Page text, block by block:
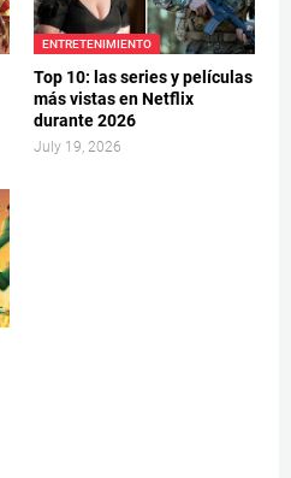
ENTRETENIMIENTO
Top 10: las series y películas
más vistas en Netflix
durante 2026
July 19, 2026